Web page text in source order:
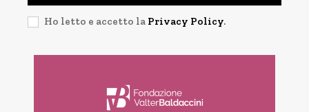
Ho letto e accetto la Privacy Policy.